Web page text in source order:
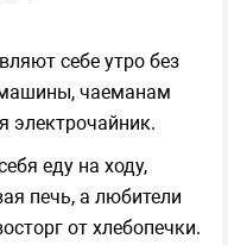
себе утро без
чаеманам
электрочайник.
еду на ходу,
печь, а любители
от хлебопечки.